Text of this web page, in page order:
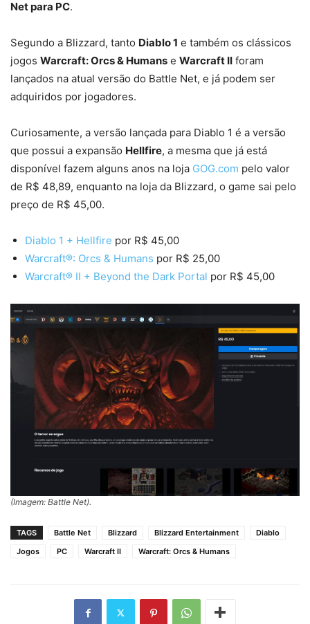
Net para PC.
Segundo a Blizzard, tanto Diablo 1 e também os clássicos
jogos Warcraft: Orcs & Humans e Warcraft II foram
lançados na atual versão do Battle Net, e já podem ser
adquiridos por jogadores.
Curiosamente, a versão lançada para Diablo 1 é a versão
que possui a expansão Hellfire, a mesma que já está
disponível fazem alguns anos na loja GOG.com pelo valor
de R$ 48,89, enquanto na loja da Blizzard, o game sai pelo
preço de R$ 45,00.
Diablo 1 + Hellfire por R$ 45,00
Warcraft®: Orcs & Humans por R$ 25,00
Warcraft® II + Beyond the Dark Portal por R$ 45,00
(Imagem: Battle Net).
TAGS Battle Net Blizzard Blizzard Entertainment
Diablo
Jogos
PC Warcraft II Warcraft: Orcs & Humans